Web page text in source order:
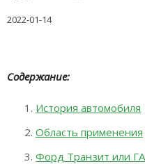
2022-01-14
Содержание:
История автомобиля
Область применения
Форд Транзит или